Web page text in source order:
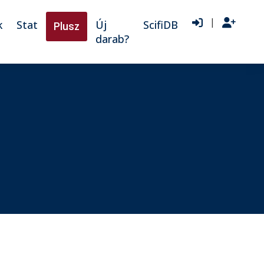
Stat Plusz
Új
darab?
ScifiDB |